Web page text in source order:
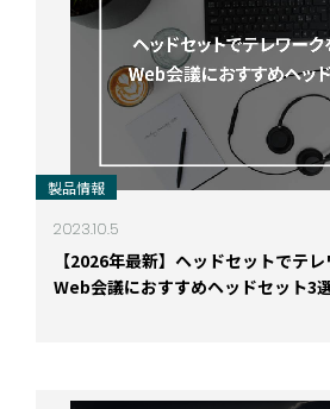
製品情報
2023.10.5
【2026年最新】ヘッドセットでテ
Web会議におすすめヘッドセット3